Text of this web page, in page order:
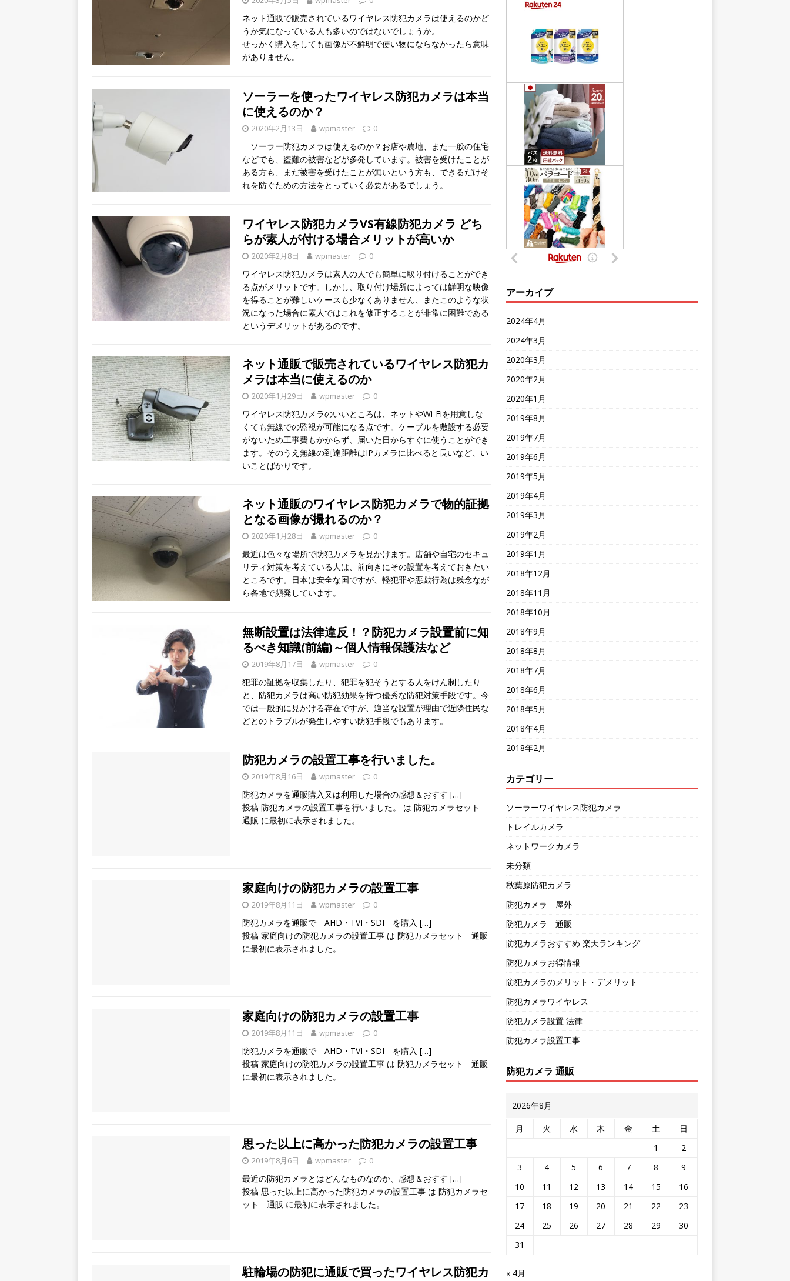
ネット通販で販売されているワイヤレス防犯カメラは使えるのかど
うか気になっている人も多いのではないでしょうか。
せっかく購入をしても画像が不鮮明で使い物にならなかったら意味
がありません。
ソーラーを使ったワイヤレス防犯カメラは本当
に使えるのか？
2020年2月13日 wpmaster 0
ソーラー防犯カメラは使えるのか？お店や農地、また一般の住宅
などでも、盗難の被害などが多発しています。被害を受けたことが
ある方も、まだ被害を受けたことが無いという方も、できるだけそ
れを防ぐための方法をとっていく必要があるでしょう。
ワイヤレス防犯カメラVS有線防犯カメラ どち
らが素人が付ける場合メリットが高いか
2020年2月8日 wpmaster 0
ワイヤレス防犯カメラは素人の人でも簡単に取り付けることができ
る点がメリットです。しかし、取り付け場所によっては鮮明な映像
を得ることが難しいケースも少なくありません、またこのような状
況になった場合に素人ではこれを修正することが非常に困難である
というデメリットがあるのです。
ネット通販で販売されているワイヤレス防犯カ
メラは本当に使えるのか
2020年1月29日 wpmaster 0
ワイヤレス防犯カメラのいいところは、ネットやWi-Fiを用意しな
くても無線での監視が可能になる点です。ケーブルを敷設する必要
がないため工事費もかからず、届いた日からすぐに使うことができ
ます。そのうえ無線の到達距離はIPカメラに比べると長いなど、い
いことばかりです。
ネット通販のワイヤレス防犯カメラで物的証拠
となる画像が撮れるのか？
2020年1月28日 wpmaster 0
最近は色々な場所で防犯カメラを見かけます。店舗や自宅のセキュ
リティ対策を考えている人は、前向きにその設置を考えておきたい
ところです。日本は安全な国ですが、軽犯罪や悪戯行為は残念なが
ら各地で頻発しています。
無断設置は法律違反！？防犯カメラ設置前に知
るべき知識(前編)～個人情報保護法など
2019年8月17日 wpmaster 0
犯罪の証拠を収集したり、犯罪を犯そうとする人をけん制したり
と、防犯カメラは高い防犯効果を持つ優秀な防犯対策手段です。今
では一般的に見かける存在ですが、適当な設置が理由で近隣住民な
どとのトラブルが発生しやすい防犯手段でもあります。
防犯カメラの設置工事を行いました。
2019年8月16日 wpmaster 0
防犯カメラを通販購入又は利用した場合の感想＆おすす […]
投稿 防犯カメラの設置工事を行いました。 は 防犯カメラセット
通販 に最初に表示されました。
家庭向けの防犯カメラの設置工事
2019年8月11日 wpmaster 0
防犯カメラを通販で AHD・TVI・SDI を購入 […]
投稿 家庭向けの防犯カメラの設置工事 は 防犯カメラセット 通販
に最初に表示されました。
家庭向けの防犯カメラの設置工事
2019年8月11日 wpmaster 0
防犯カメラを通販で AHD・TVI・SDI を購入 […]
投稿 家庭向けの防犯カメラの設置工事 は 防犯カメラセット 通販
に最初に表示されました。
思った以上に高かった防犯カメラの設置工事
2019年8月6日 wpmaster 0
最近の防犯カメラとはどんなものなのか、感想＆おすす […]
投稿 思った以上に高かった防犯カメラの設置工事 は 防犯カメラセ
ット 通販 に最初に表示されました。
駐輪場の防犯に通販で買ったワイヤレス防犯カ
アーカイブ
2024年4月
2024年3月
2020年3月
2020年2月
2020年1月
2019年8月
2019年7月
2019年6月
2019年5月
2019年4月
2019年3月
2019年2月
2019年1月
2018年12月
2018年11月
2018年10月
2018年9月
2018年8月
2018年7月
2018年6月
2018年5月
2018年4月
2018年2月
カテゴリー
ソーラーワイヤレス防犯カメラ
トレイルカメラ
ネットワークカメラ
未分類
秋葉原防犯カメラ
防犯カメラ 屋外
防犯カメラ 通販
防犯カメラおすすめ 楽天ランキング
防犯カメラお得情報
防犯カメラのメリット・デメリット
防犯カメラワイヤレス
防犯カメラ設置 法律
防犯カメラ設置工事
防犯カメラ 通販
2026年8月
月 火 水 木 金 土
日
1
2
3
4 5 6 7 8
9
10
11 12 13 14 15
16
17
18 19 20 21 22
23
24
25 26 27 28 29
30
31
« 4月